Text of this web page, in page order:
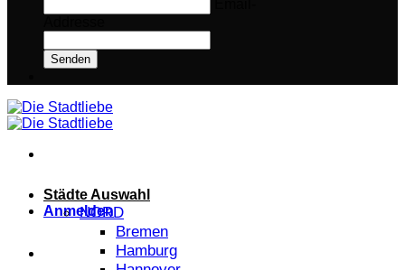
Senden
Anmelden
Städte Auswahl
NORD
Bremen
Hamburg